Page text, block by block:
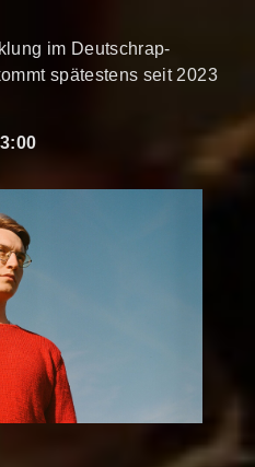
im Deutschrap-
spätestens seit 2023